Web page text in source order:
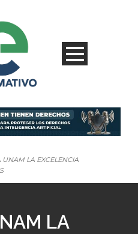
UNAM LA EXCELENCIA
LA